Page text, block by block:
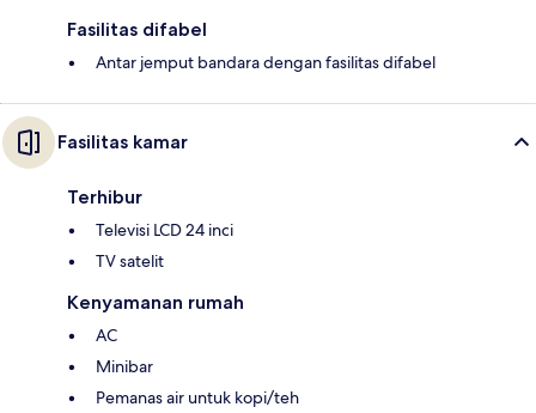
Fasilitas difabel
Antar jemput bandara dengan fasilitas difabel
Fasilitas kamar
Terhibur
Televisi LCD 24 inci
TV satelit
Kenyamanan rumah
AC
Minibar
Pemanas air untuk kopi/teh